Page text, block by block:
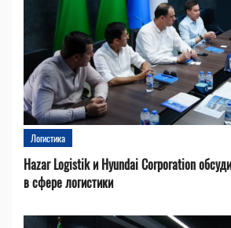
Логистика
Hazar Logistik и Hyundai Corporation
в сфере логистики